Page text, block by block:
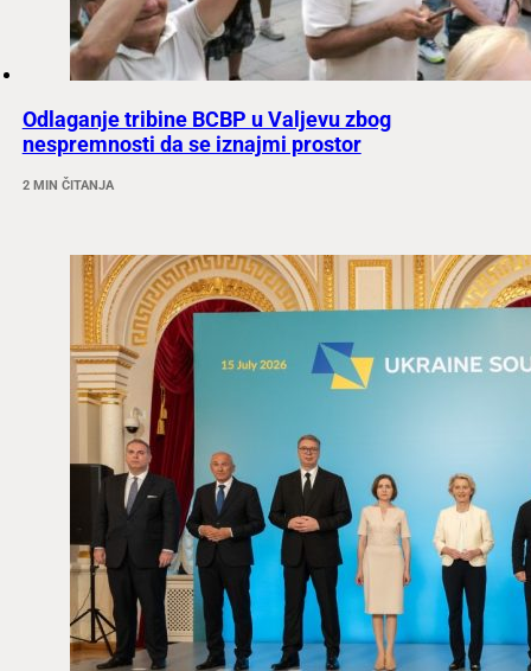
Odlaganje tribine BCBP u Valjevu zbog
nespremnosti da se iznajmi prostor
2 MIN ČITANJA